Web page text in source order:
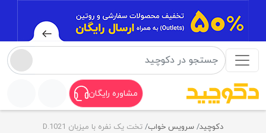
مشاوره رایگان
دکوچید سرویس خواب تخت یک نفره با میزبان D.1021